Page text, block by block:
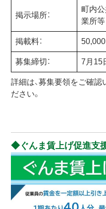
掲示場所：
町内公
業所等
掲載料： 50,000
募集締切： 7月15
詳細は、募集要領をご確認
ださい。
ぐんま賃上げ促進支